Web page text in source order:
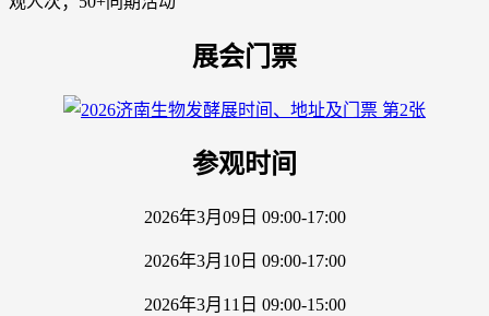
展会门票
参观时间
2026年3月09日 09:00-17:00
2026年3月10日 09:00-17:00
2026年3月11日 09:00-15:00